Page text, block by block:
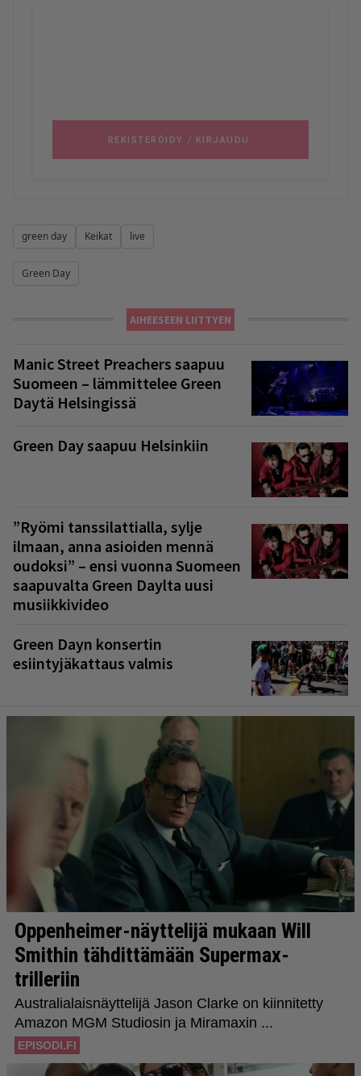
green day Keikat live
Green Day
AIHEESEEN LIITTYEN
Manic Street Preachers saapuu
Suomeen – lämmittelee Green
Daytä Helsingissä
Green Day saapuu Helsinkiin
”Ryömi tanssilattialla, sylje
ilmaan, anna asioiden mennä
oudoksi” – ensi vuonna Suomeen
saapuvalta Green Daylta uusi
musiikkivideo
Green Dayn konsertin
esiintyjäkattaus valmis